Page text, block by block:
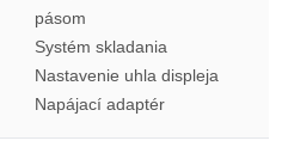
pásom
Systém skladania
Nastavenie uhla displeja
Napájací adaptér